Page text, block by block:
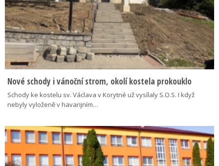
Nové schody i vánoční strom, okolí kostela prokouklo
Schody ke kostelu sv. Václava v Korytné už vysílaly S.O.S. I když
nebyly vyloženě v havarijním…